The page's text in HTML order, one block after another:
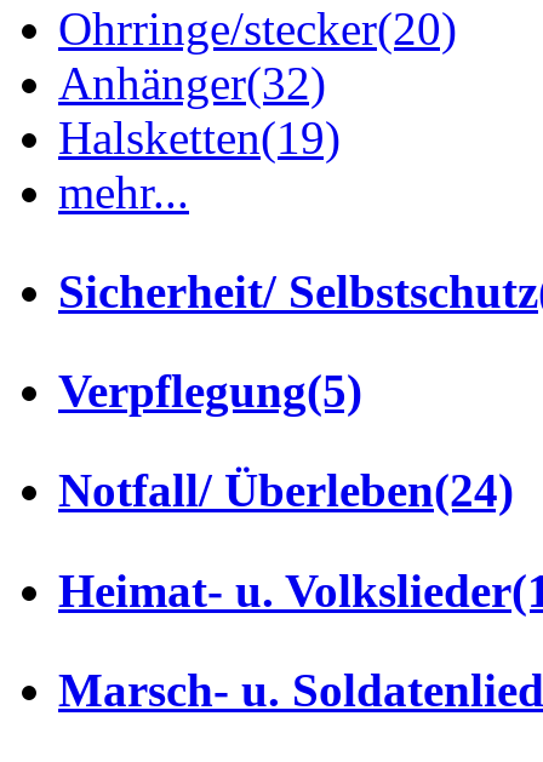
Ohrringe/stecker(20)
Anhänger(32)
Halsketten(19)
mehr...
Sicherheit/ Selbstschutz
Verpflegung(5)
Notfall/ Überleben(24)
Heimat- u. Volkslieder
Marsch- u.